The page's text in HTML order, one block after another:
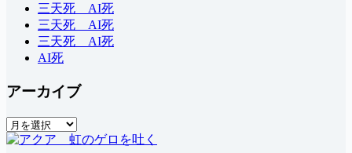
三天死 AI死
三天死 AI死
三天死 AI死
AI死
アーカイブ
ア
ー